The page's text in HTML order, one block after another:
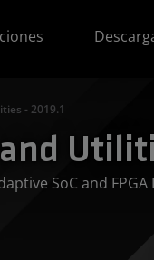
- 2019.1
SoC and